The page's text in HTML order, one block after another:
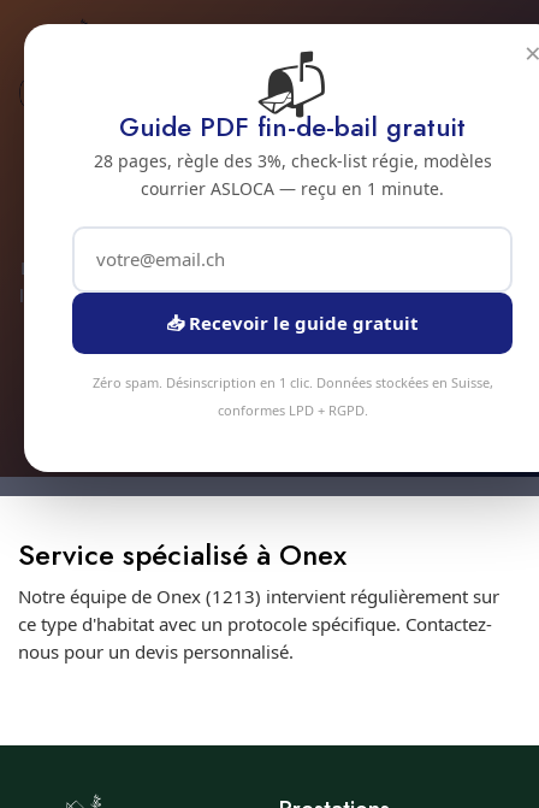
Habitat spécifique
Nettoyage loft
industriel à Onex
Loft industriel ou réhabilité à Onex ? Nos équipes maîtrisent
les grands volumes : verrières hauteur, béton ciré, structures
métalliques apparentes, sols époxy.
Devis instantané
Service spécialisé à Onex
Notre équipe de Onex (1213) intervient régulièrement sur
ce type d'habitat avec un protocole spécifique. Contactez-
nous pour un devis personnalisé.
📬
Guide PDF fin-de-bail gratuit
28 pages, règle des 3%, check-list régie, modèles
courrier ASLOCA — reçu en 1 minute.
📥 Recevoir le guide gratuit
Zéro spam. Désinscription en 1 clic. Données stockées en Suisse,
conformes LPD + RGPD.